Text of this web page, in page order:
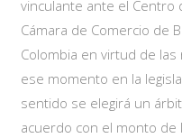
vinculante ante el Centro
Cámara de Comercio de
Colombia en virtud de
ese momento en la
sentido se elegirá un
acuerdo con el monto de